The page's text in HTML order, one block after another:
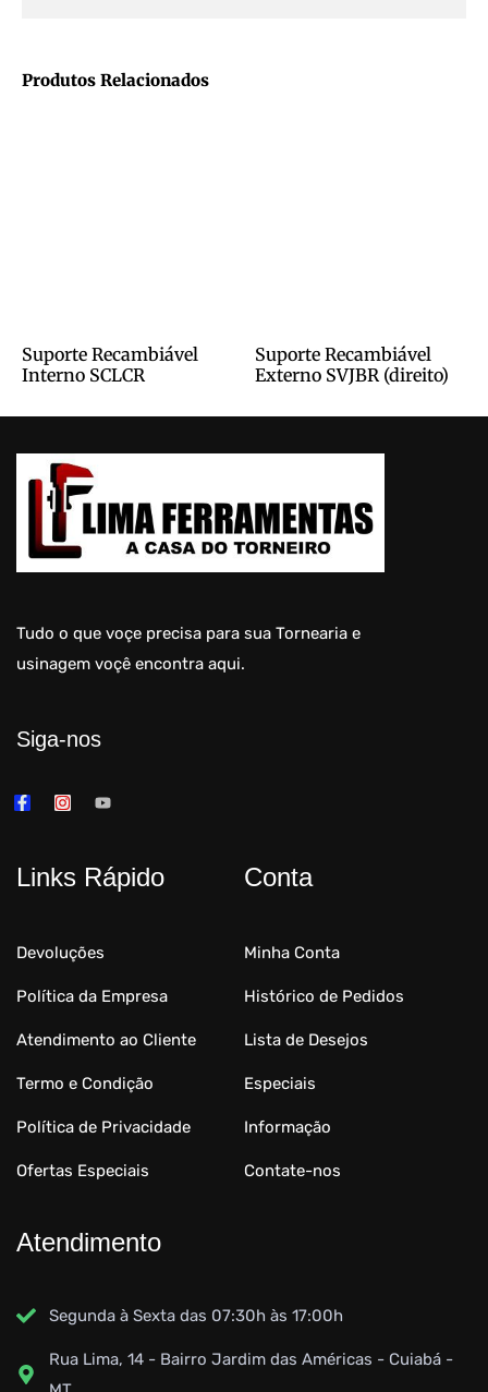
Produtos Relacionados
Suporte Recambiável
Interno SCLCR
Suporte Recambiável
Externo SVJBR (direito)
Tudo o que voçe precisa para sua Tornearia e
usinagem voçê encontra aqui.
Siga-nos
Links Rápido
Devoluções
Política da Empresa
Atendimento ao Cliente
Termo e Condição
Política de Privacidade
Ofertas Especiais
Conta
Minha Conta
Histórico de Pedidos
Lista de Desejos
Especiais
Informação
Contate-nos
Atendimento
Segunda à Sexta das 07:30h às 17:00h
Rua Lima, 14 - Bairro Jardim das Américas - Cuiabá -